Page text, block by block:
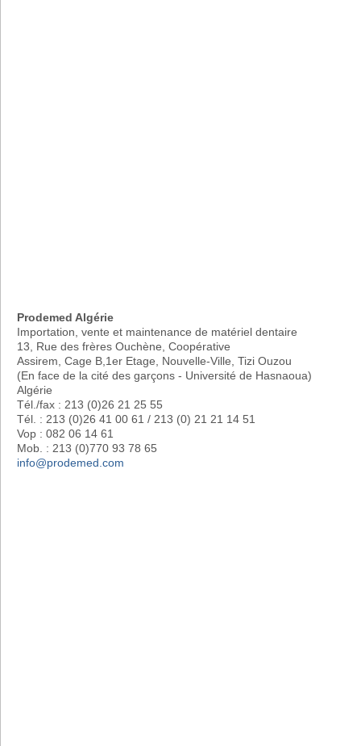
Prodemed Algérie
Importation, vente et maintenance de matériel dentaire
13, Rue des frères Ouchène, Coopérative
Assirem, Cage B,1er Etage, Nouvelle-Ville, Tizi Ouzou
(En face de la cité des garçons - Université de Hasnaoua)
Algérie
Tél./fax : 213 (0)26 21 25 55
Tél. : 213 (0)26 41 00 61 / 213 (0) 21 21 14 51
Vop : 082 06 14 61
Mob. : 213 (0)770 93 78 65
info@prodemed.com